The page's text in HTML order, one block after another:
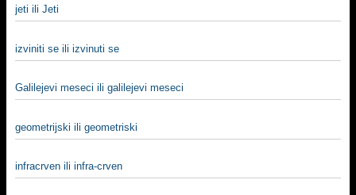
jeti ili Jeti
izviniti se ili izvinuti se
Galilejevi meseci ili galilejevi meseci
geometrijski ili geometriski
infracrven ili infra-crven